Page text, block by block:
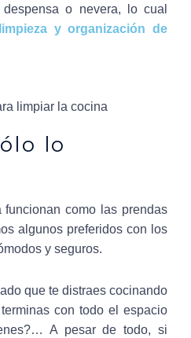
o nevera, lo cual
limpieza y organización de
lo
funcionan como las prendas
algunos preferidos con los
y seguros.
que te distraes cocinando
con todo el espacio
A pesar de todo, si